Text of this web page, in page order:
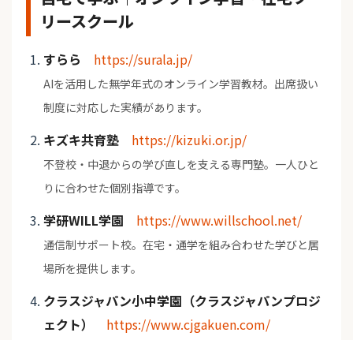
リースクール
すらら https://surala.jp/
AIを活用した無学年式のオンライン学習教材。出席扱い
制度に対応した実績があります。
キズキ共育塾 https://kizuki.or.jp/
不登校・中退からの学び直しを支える専門塾。一人ひと
りに合わせた個別指導です。
学研WILL学園 https://www.willschool.net/
通信制サポート校。在宅・通学を組み合わせた学びと居
場所を提供します。
クラスジャパン小中学園（クラスジャパンプロジ
ェクト）
https://www.cjgakuen.com/